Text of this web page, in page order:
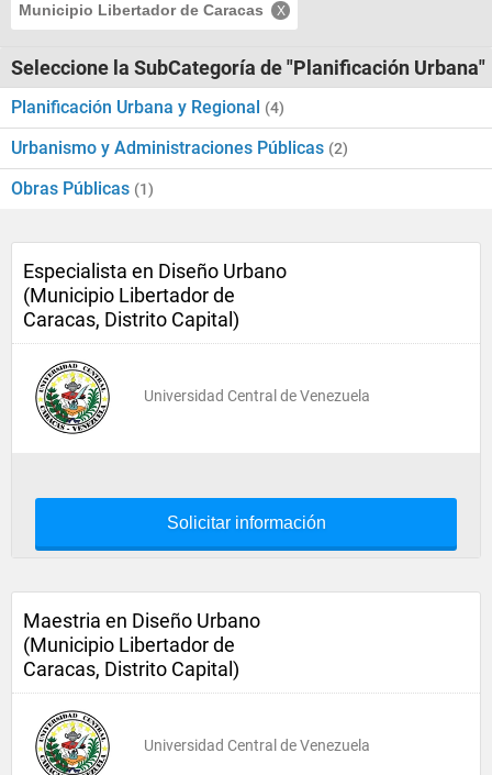
Municipio Libertador de Caracas
Seleccione la SubCategoría de "Planificación Urbana"
Planificación Urbana y Regional (4)
Urbanismo y Administraciones Públicas (2)
Obras Públicas (1)
Especialista en Diseño Urbano
(Municipio Libertador de
Caracas, Distrito Capital)
Universidad Central de Venezuela
Solicitar información
Maestria en Diseño Urbano
(Municipio Libertador de
Caracas, Distrito Capital)
Universidad Central de Venezuela